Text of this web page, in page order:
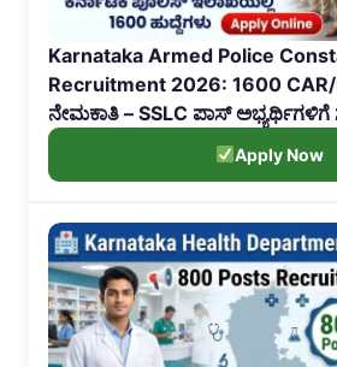
Karnataka Armed Police
Recruitment 2026: 1600 CAR/
ನೇಮಕಾತಿ – SSLC ಪಾಸ್ ಅಭ್ಯರ್ಥಿಗಳಿಗೆ
Apply Now